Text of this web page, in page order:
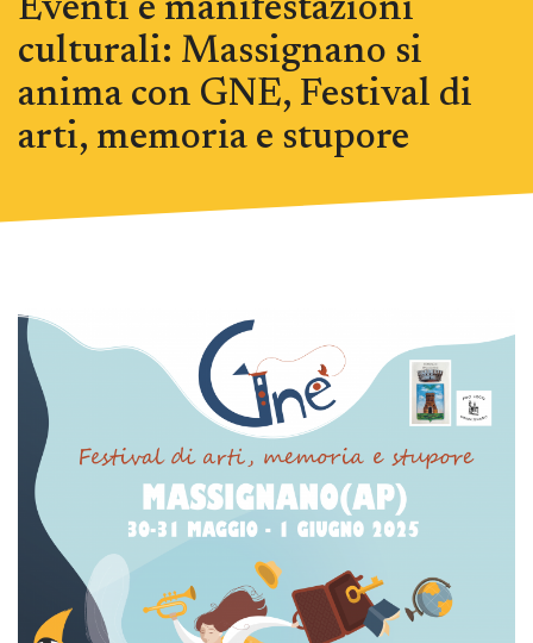
Eventi e manifestazioni
culturali: Massignano si
anima con GNE, Festival di
arti, memoria e stupore